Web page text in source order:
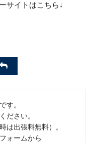
サイトはこちら↓
す。
ださい。
は出張料無料）。
ォームから